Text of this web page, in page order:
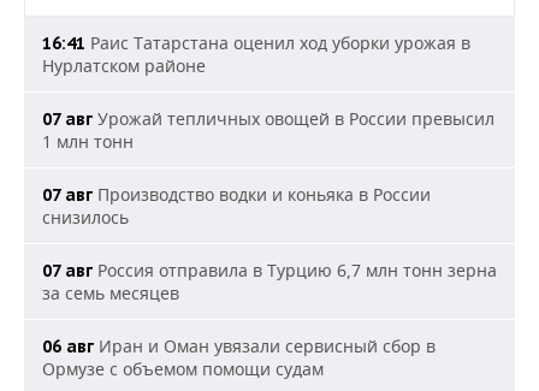
16:41 Раис Татарстана оценил ход уборки урожая в
Нурлатском районе
07 авг Урожай тепличных овощей в России превысил
1 млн тонн
07 авг Производство водки и коньяка в России
снизилось
07 авг Россия отправила в Турцию 6,7 млн тонн зерна
за семь месяцев
06 авг Иран и Оман увязали сервисный сбор в
Ормузе с объемом помощи судам